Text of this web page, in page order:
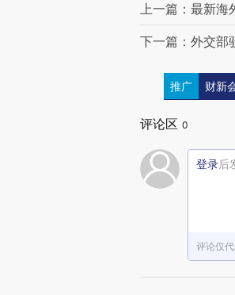
上一篇：最新海
下一篇：外交部
推广 财新
评论区 0
登录后
评论仅